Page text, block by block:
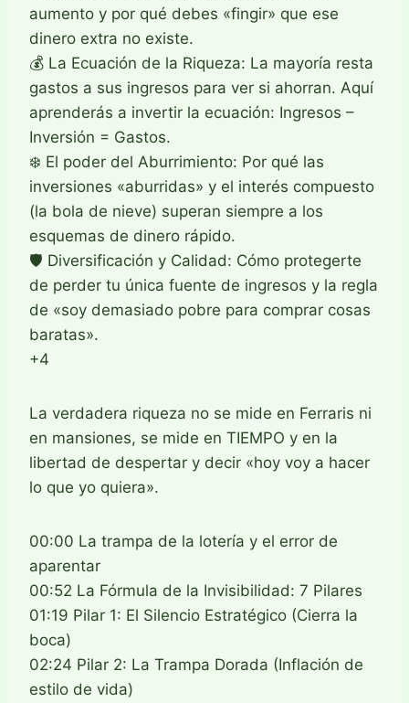
aumento y por qué debes «fingir» que ese
dinero extra no existe.
💰 La Ecuación de la Riqueza: La mayoría resta
gastos a sus ingresos para ver si ahorran. Aquí
aprenderás a invertir la ecuación: Ingresos –
Inversión = Gastos.
❄️ El poder del Aburrimiento: Por qué las
inversiones «aburridas» y el interés compuesto
(la bola de nieve) superan siempre a los
esquemas de dinero rápido.
🛡️ Diversificación y Calidad: Cómo protegerte
de perder tu única fuente de ingresos y la regla
de «soy demasiado pobre para comprar cosas
baratas».
+4
La verdadera riqueza no se mide en Ferraris ni
en mansiones, se mide en TIEMPO y en la
libertad de despertar y decir «hoy voy a hacer
lo que yo quiera».
00:00 La trampa de la lotería y el error de
aparentar
00:52 La Fórmula de la Invisibilidad: 7 Pilares
01:19 Pilar 1: El Silencio Estratégico (Cierra la
boca)
02:24 Pilar 2: La Trampa Dorada (Inflación de
estilo de vida)